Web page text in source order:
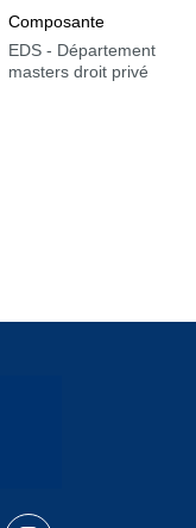
Composante
EDS - Département
masters droit privé